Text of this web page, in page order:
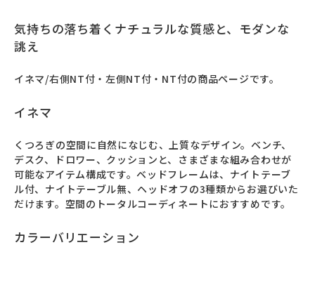
気持ちの落ち着くナチュラルな質感と、モダンな
誂え
イネマ/右側NT付・左側NT付・NT付の商品ページです。
イネマ
くつろぎの空間に自然になじむ、上質なデザイン。ベンチ、
デスク、ドロワー、クッションと、さまざまな組み合わせが
可能なアイテム構成です。ベッドフレームは、ナイトテーブ
ル付、ナイトテーブル無、ヘッドオフの3種類からお選びいた
だけます。空間のトータルコーディネートにおすすめです。
カラーバリエーション